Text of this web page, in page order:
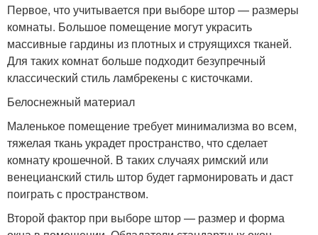
Первое, что учитывается при выборе штор — размеры
комнаты. Большое помещение могут украсить
массивные гардины из плотных и струящихся тканей.
Для таких комнат больше подходит безупречный
классический стиль ламбрекены с кисточками.
Белоснежный материал
Маленькое помещение требует минимализма во всем,
тяжелая ткань украдет пространство, что сделает
комнату крошечной. В таких случаях римский или
венецианский стиль штор будет гармонировать и даст
поиграть с пространством.
Второй фактор при выборе штор — размер и форма